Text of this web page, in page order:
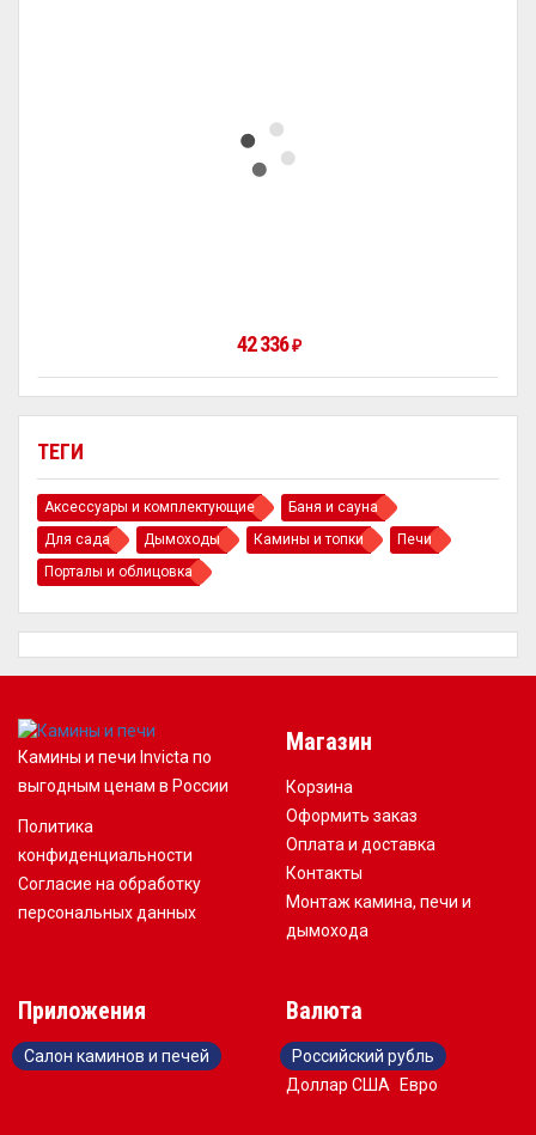
ТЕГИ
Аксессуары и комплектующие
Баня и сауна
Для сада
Дымоходы Камины и топки
Печи
Порталы и облицовка
42 336₽
Камины и печи Invicta по
выгодным ценам в России
Политика
конфиденциальности
Согласие на обработку
персональных данных
Магазин
Корзина
Оформить заказ
Оплата и доставка
Контакты
Монтаж камина, печи и
дымохода
Приложения
Салон каминов и печей
Валюта
Российский рубль
Доллар США
Евро